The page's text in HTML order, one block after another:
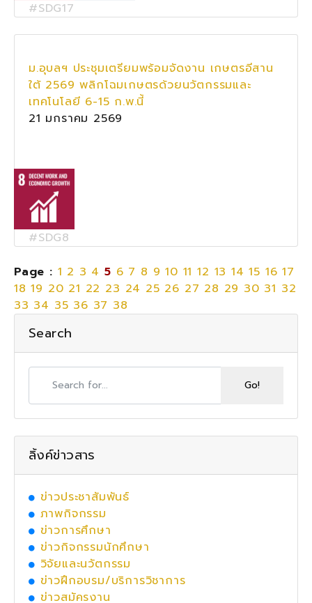
#SDG17
ม.อุบลฯ ประชุมเตรียมพร้อมจัดงาน เกษตรอีสาน
ใต้ 2569 พลิกโฉมเกษตรด้วยนวัตกรรมและ
เทคโนโลยี 6-15 ก.พ.นี้
21 มกราคม 2569
#SDG8
Page : 1 2 3 4 5 6 7 8 9 10 11 12 13 14 15 16 17
18 19 20 21 22 23 24 25 26 27 28 29 30 31 32
33 34 35 36 37 38
Search
ลิ้งค์ข่าวสาร
ข่าวประชาสัมพันธ์
ภาพกิจกรรม
ข่าวการศึกษา
ข่าวกิจกรรมนักศึกษา
วิจัยและนวัตกรรม
ข่าวฝึกอบรม/บริการวิชาการ
ข่าวสมัครงาน